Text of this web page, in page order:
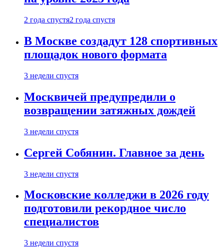
2 года спустя2 года спустя
В Москве создадут 128 спортивных
площадок нового формата
3 недели спустя
Москвичей предупредили о
возвращении затяжных дождей
3 недели спустя
Сергей Собянин. Главное за день
3 недели спустя
Московские колледжи в 2026 году
подготовили рекордное число
специалистов
3 недели спустя